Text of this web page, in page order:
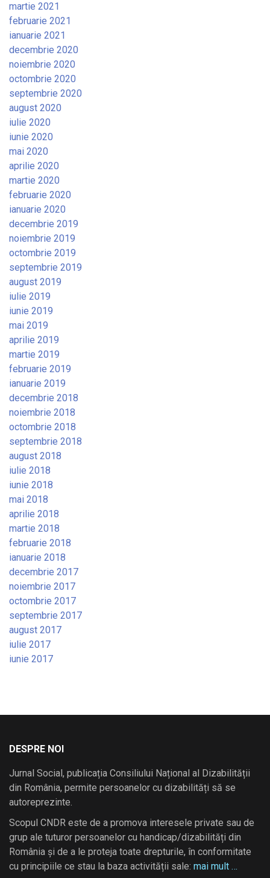
martie 2021
februarie 2021
ianuarie 2021
decembrie 2020
noiembrie 2020
octombrie 2020
septembrie 2020
august 2020
iulie 2020
iunie 2020
mai 2020
aprilie 2020
martie 2020
februarie 2020
ianuarie 2020
decembrie 2019
noiembrie 2019
octombrie 2019
septembrie 2019
august 2019
iulie 2019
iunie 2019
mai 2019
aprilie 2019
martie 2019
februarie 2019
ianuarie 2019
decembrie 2018
noiembrie 2018
octombrie 2018
septembrie 2018
august 2018
iulie 2018
iunie 2018
mai 2018
aprilie 2018
martie 2018
februarie 2018
ianuarie 2018
decembrie 2017
noiembrie 2017
octombrie 2017
septembrie 2017
august 2017
iulie 2017
iunie 2017
DESPRE NOI
Jurnal Social, publicația Consiliului Național al Dizabilității
din România, permite persoanelor cu dizabilități să se
autoreprezinte.
Scopul CNDR este de a promova interesele private sau de
grup ale tuturor persoanelor cu handicap/dizabilități din
România și de a le proteja toate drepturile, în conformitate
cu principiile ce stau la baza activității sale: mai mult …